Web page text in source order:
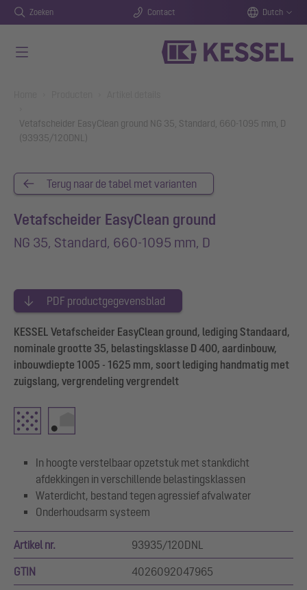
Zoeken Contact Dutch
Vetafscheider EasyClean ground NG 35, Standard, 660-1095 mm, D
(93935/120DNL)
Terug naar de tabel met varianten
Vetafscheider EasyClean ground
NG 35, Standard, 660-1095 mm, D
PDF productgegevensblad
KESSEL Vetafscheider EasyClean ground, lediging Standaard,
nominale grootte 35, belastingsklasse D 400, aardinbouw,
inbouwdiepte 1005 - 1625 mm, soort lediging handmatig met
zuigslang, vergrendeling vergrendelt
In hoogte verstelbaar opzetstuk met stankdicht
afdekkingen in verschillende belastingsklassen
Waterdicht, bestand tegen agressief afvalwater
Onderhoudsarm systeem
Artikel nr. 93935/120DNL
GTIN 4026092047965